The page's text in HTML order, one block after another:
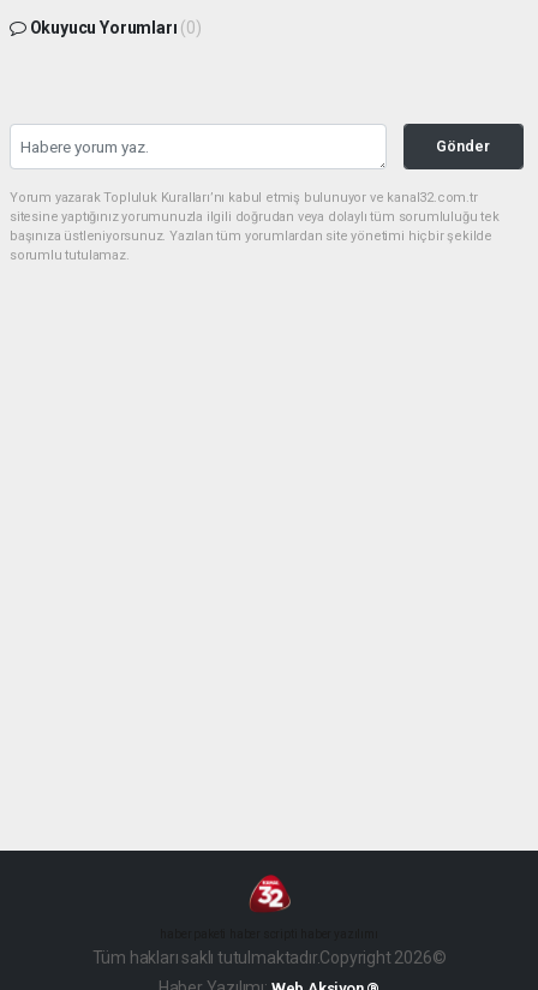
Okuyucu Yorumları (0)
Gönder
Yorum yazarak Topluluk Kuralları’nı kabul etmiş bulunuyor ve kanal32.com.tr
sitesine yaptığınız yorumunuzla ilgili doğrudan veya dolaylı tüm sorumluluğu tek
başınıza üstleniyorsunuz. Yazılan tüm yorumlardan site yönetimi hiçbir şekilde
sorumlu tutulamaz.
Tüm hakları saklı tutulmaktadır.Copyright 2026©